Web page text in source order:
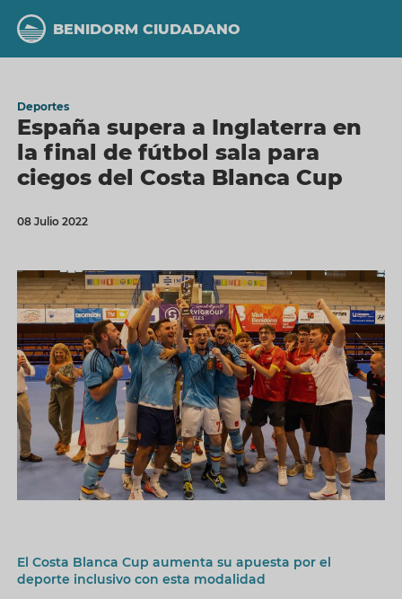
contenido
principal
BENIDORM CIUDADANO
Deportes
España supera a Inglaterra en
la final de fútbol sala para
ciegos del Costa Blanca Cup
08 Julio 2022
El Costa Blanca Cup aumenta su apuesta por el
deporte inclusivo con esta modalidad